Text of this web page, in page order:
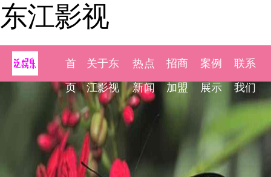
东江影视
首
页
关于东
江影视
热点
新闻
招商
加盟
案例
展示
联系
我们